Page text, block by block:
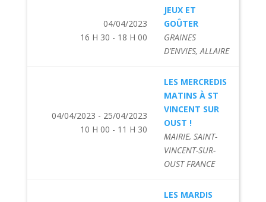
04/04/2023
16 H 30 - 18 H 00
JEUX ET
GOÛTER
GRAINES
D’ENVIES, ALLAIRE
04/04/2023 - 25/04/2023
10 H 00 - 11 H 30
LES MERCREDIS
MATINS À ST
VINCENT SUR
OUST !
MAIRIE, SAINT-
VINCENT-SUR-
OUST FRANCE
LES MARDIS